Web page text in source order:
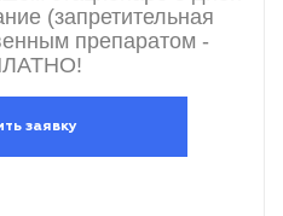
(запретительная
препаратом -
заявку